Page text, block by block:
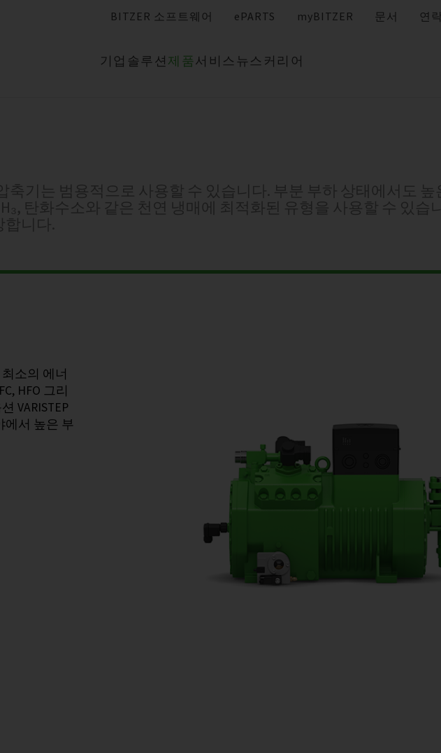
BITZER 소프트웨어 ePARTS myBITZER 문서 연
기업 솔루션 제품 서비스 뉴스 커리어
축기는 범용적으로 사용할 수 있습니다. 부분 부하 상태에서도
탄화수소와 같은 천연 냉매에 최적화된 유형을 사용할 수 있습
합니다.
소의 에너
HFO 그리
VARISTEP
에서 높은 부